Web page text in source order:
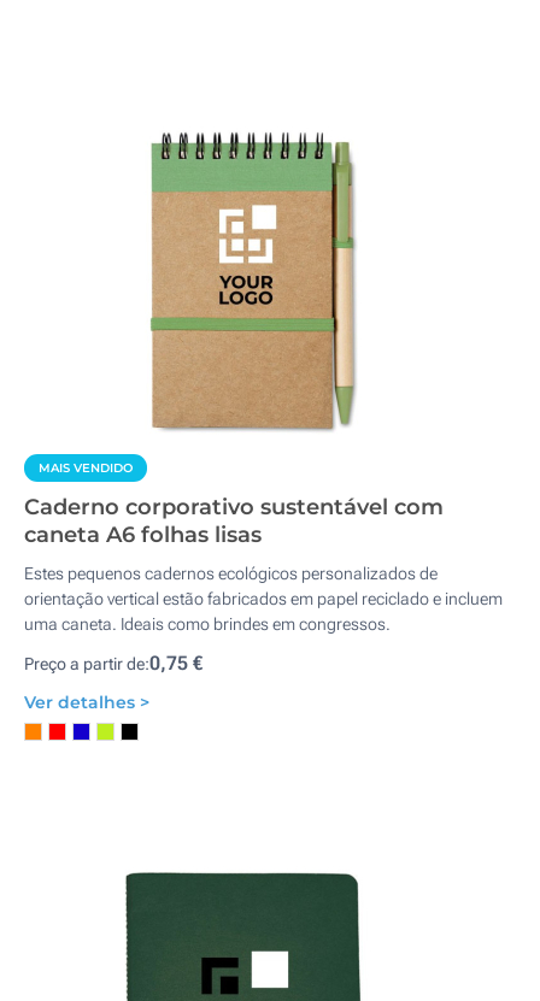
MAIS VENDIDO
Caderno corporativo sustentável com
caneta A6 folhas lisas
Estes pequenos cadernos ecológicos personalizados de
orientação vertical estão fabricados em papel reciclado e incluem
uma caneta. Ideais como brindes em congressos.
Preço a partir de:0,75 €
Ver detalhes >